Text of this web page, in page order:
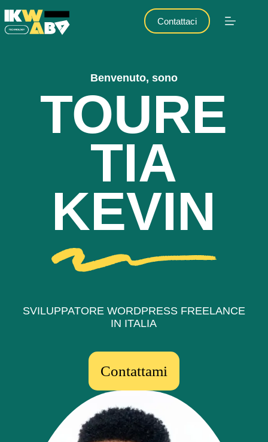
Contattaci
Benvenuto, sono
TOURE
TIA
KEVIN
SVILUPPATORE WORDPRESS FREELANCE
IN ITALIA
Contattami